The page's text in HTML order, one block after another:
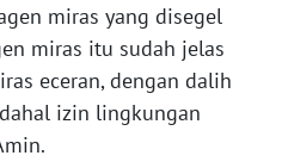
miras yang disegel
miras itu sudah jelas
eceran, dengan dalih
izin lingkungan